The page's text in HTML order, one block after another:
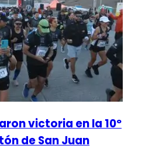
victoria en la 10º
de San Juan